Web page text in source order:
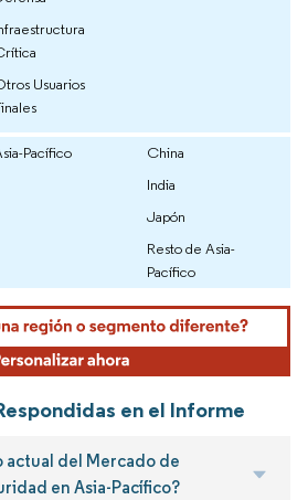
Usuarios
Pacífico
China
India
Japón
Resto de Asia-
Pacífico
en el Informe
actual del Mercado de
en Asia-Pacífico?